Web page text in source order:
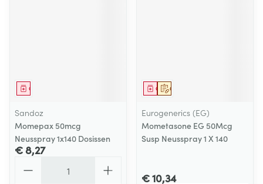
Geneesmiddel
Sandoz
Momepax 50mcg
Neusspray 1x140 Dosissen
€ 8,27
Op voorschrift
Geneesmiddel
Eurogenerics (EG)
Mometasone EG 50Mcg
Susp Neusspray 1 X 140
€ 10,34